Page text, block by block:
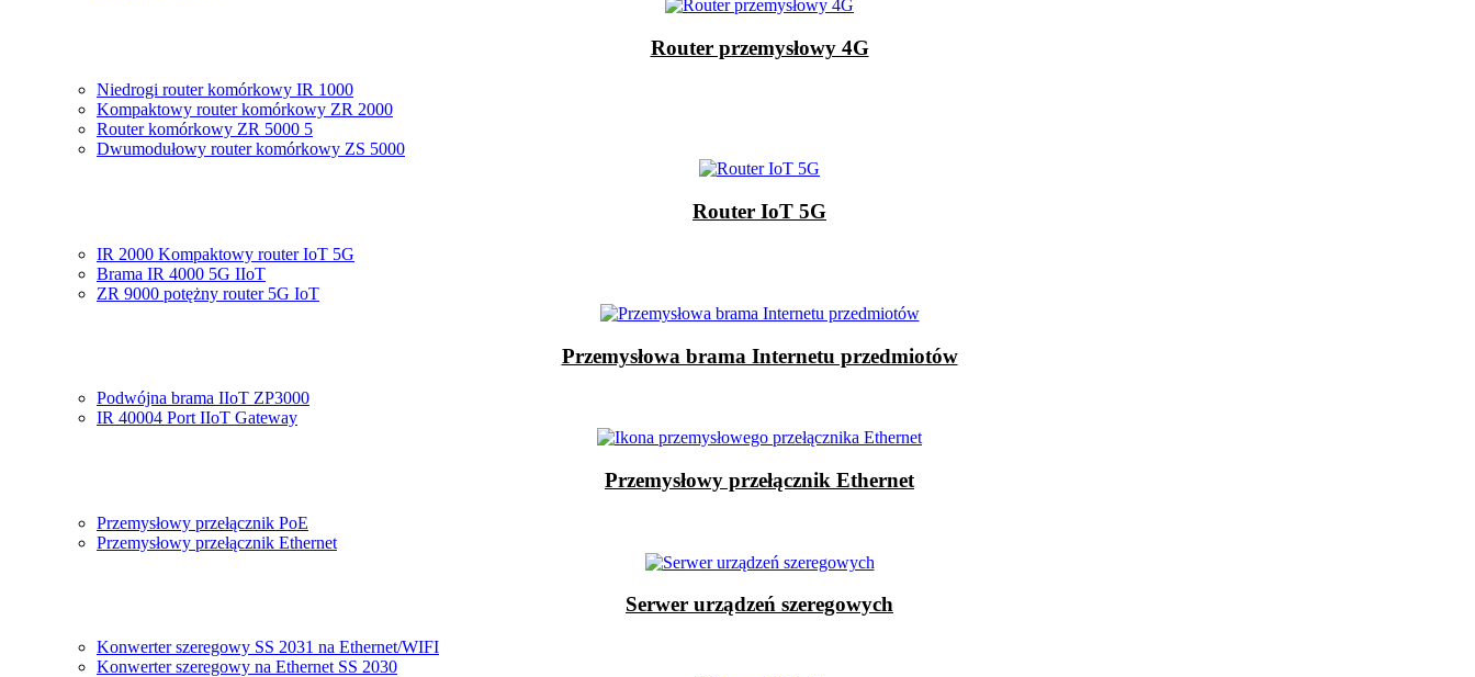
Router przemysłowy 4G
Niedrogi router komórkowy IR 1000
Kompaktowy router komórkowy ZR 2000
Router komórkowy ZR 5000 5
Dwumodułowy router komórkowy ZS 5000
Router IoT 5G
IR 2000 Kompaktowy router IoT 5G
Brama IR 4000 5G IIoT
ZR 9000 potężny router 5G IoT
Przemysłowa brama Internetu przedmiotów
Podwójna brama IIoT ZP3000
IR 40004 Port IIoT Gateway
Przemysłowy przełącznik Ethernet
Przemysłowy przełącznik PoE
Przemysłowy przełącznik Ethernet
Serwer urządzeń szeregowych
Konwerter szeregowy SS 2031 na Ethernet/WIFI
Konwerter szeregowy na Ethernet SS 2030